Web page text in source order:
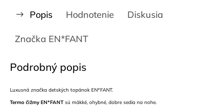
Popis Hodnotenie Diskusia
Značka EN*FANT
Podrobný popis
Luxusná značka detských topánok EN*FANT.
Termo čižmy EN*FANT sú mäkké, ohybné, dobre sedia na nohe.